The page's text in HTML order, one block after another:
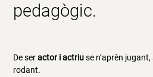
pedagògic.
De seractor i actriuse n’aprèn
rodant.